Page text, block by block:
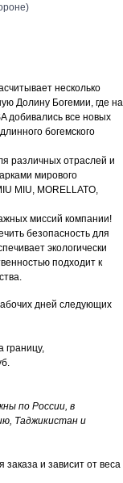
несколько
Долину Богемии, где на
добивались все новых
богемского
различных отраслей и
мирового
MIU, MORELLATO,
миссий компании!
безопасность для
экологически
подходит к
дней следующих
границу,
по России, в
Таджикистан и
и зависит от веса